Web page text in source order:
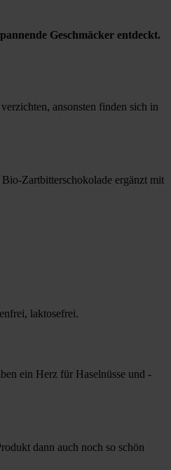
Geschmäcker entdeckt.
ansonsten finden sich in
Zartbitterschokolade ergänzt mit
laktosefrei.
ein Herz für Haselnüsse und -
dann auch noch so schön